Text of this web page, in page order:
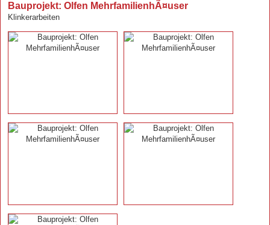
Bauprojekt: Olfen MehrfamilienhÃ¤user
Klinkerarbeiten